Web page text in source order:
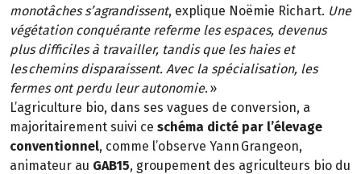
monotâches s’agrandissent, explique Noëmie Richart. Une
végétation conquérante referme les espaces, devenus
plus difficiles à travailler, tandis que les haies et
les chemins disparaissent. Avec la spécialisation, les
fermes ont perdu leur autonomie. »
L’agriculture bio, dans ses vagues de conversion, a
majoritairement suivi ce schéma dicté par l’élevage
conventionnel, comme l’observe Yann Grangeon,
animateur au GAB15, groupement des agriculteurs bio du